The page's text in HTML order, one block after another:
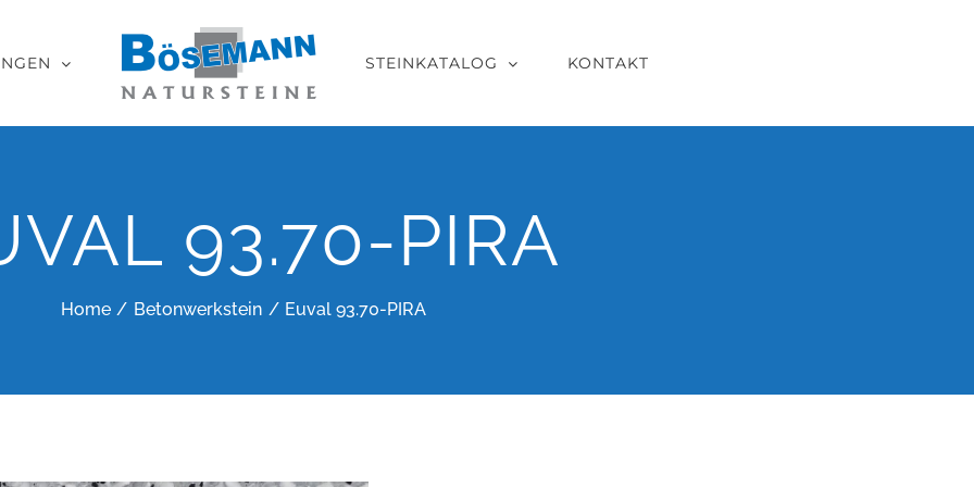
STEINKATALOG KONTAKT
93.70-PIRA
Home Betonwerkstein Euval 93.70-PIRA